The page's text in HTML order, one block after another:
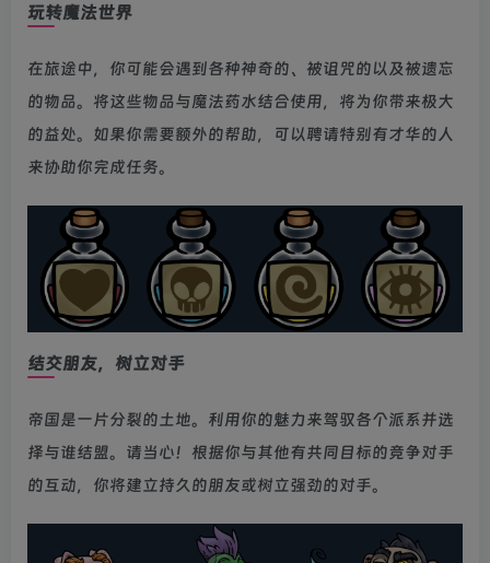
玩转魔法世界
在旅途中，你可能会遇到各种神奇的、被诅咒的以及被遗忘
的物品。将这些物品与魔法药水结合使用，将为你带来极大
的益处。如果你需要额外的帮助，可以聘请特别有才华的人
来协助你完成任务。
结交朋友，树立对手
帝国是一片分裂的土地。利用你的魅力来驾驭各个派系并选
择与谁结盟。请当心！根据你与其他有共同目标的竞争对手
的互动，你将建立持久的朋友或树立强劲的对手。